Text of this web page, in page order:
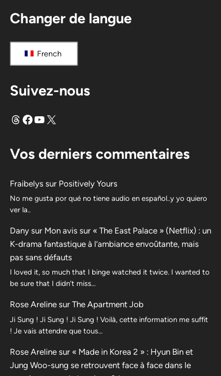
Changer de langue
French
Suivez-nous
FilsFacebook
YouTube
X
Vos derniers commentaires
Fraibelys sur Positively Yours
No me gusta por qué no tiene audio en español..y yo quiero
ver la..
Dany sur Mon avis sur « The East Palace » (Netflix) : un
K-drama fantastique à l’ambiance envoûtante, mais
pas sans défauts
I loved it, so much that I binge watched it twice. I wanted to
be sure that I didn’t miss…
Rose Areline sur The Apartment Job
Ji Sung ! Ji Sung ! Ji Sung ! Voilà, cette information me suffit
! Je vais attendre que tous…
Rose Areline sur « Made in Korea 2 » : Hyun Bin et
Jung Woo-sung se retrouvent face à face dans le